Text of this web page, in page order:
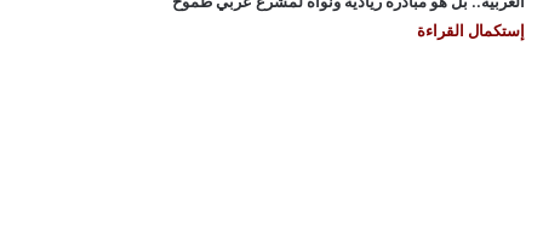
إستكمال القراءة